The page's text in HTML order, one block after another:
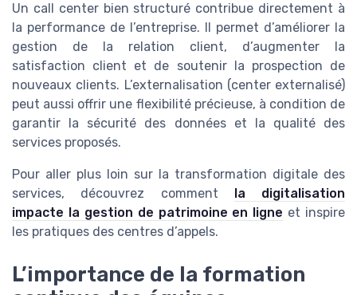
Un call center bien structuré contribue directement à
la performance de l’entreprise. Il permet d’améliorer la
gestion de la relation client, d’augmenter la
satisfaction client et de soutenir la prospection de
nouveaux clients. L’externalisation (center externalisé)
peut aussi offrir une flexibilité précieuse, à condition de
garantir la sécurité des données et la qualité des
services proposés.
Pour aller plus loin sur la transformation digitale des
services, découvrez comment la digitalisation
impacte la gestion de patrimoine en ligne et inspire
les pratiques des centres d’appels.
L’importance de la formation